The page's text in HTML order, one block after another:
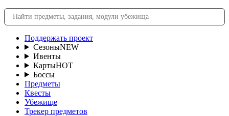
Поддержать проект
СезоныNEW
Ивенты
КартыHOT
Боссы
Предметы
Квесты
Убежище
Трекер предметов